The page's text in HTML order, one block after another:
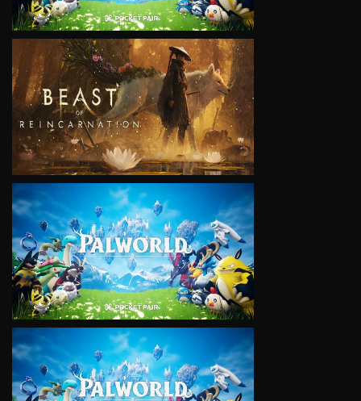
VIEW
VIEW
VIEW